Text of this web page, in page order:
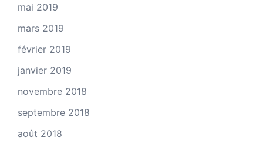
mai 2019
mars 2019
février 2019
janvier 2019
novembre 2018
septembre 2018
août 2018